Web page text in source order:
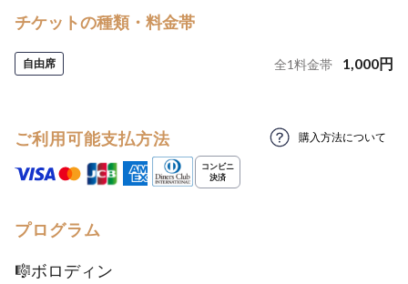
チケットの種類・料金帯
自由席 全1料金帯 1,000円
ご利用可能支払方法 購入方法について
プログラム
🎼ボロディン